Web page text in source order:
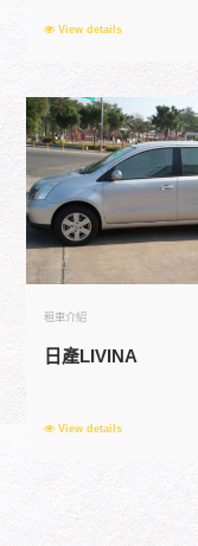
View details
租車介紹
日產LIVINA
View details